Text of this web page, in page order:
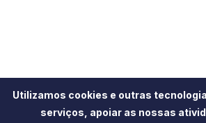
Utilizamos cookies e outras
serviços, apoiar as nossas